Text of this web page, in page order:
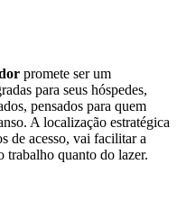
promete ser um
para seus hóspedes,
pensados para quem
A localização estratégica
de acesso, vai facilitar a
trabalho quanto do lazer.